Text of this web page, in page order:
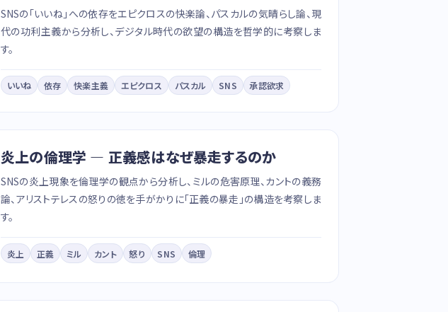
SNSの「いいね」への依存をエピクロスの快楽論、パスカルの気晴らし論、現
代の功利主義から分析し、デジタル時代の欲望の構造を哲学的に考察しま
す。
いいね 依存 快楽主義 エピクロス パスカル SNS 承認欲求
炎上の倫理学 — 正義感はなぜ暴走するのか
SNSの炎上現象を倫理学の観点から分析し、ミルの危害原理、カントの義務
論、アリストテレスの怒りの徳を手がかりに「正義の暴走」の構造を考察しま
す。
炎上 正義 ミル カント 怒り SNS 倫理